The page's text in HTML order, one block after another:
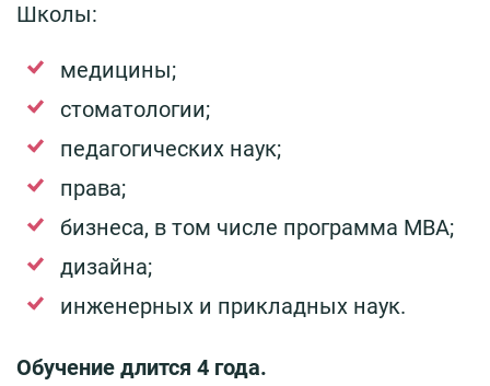
Школы:
медицины;
стоматологии;
педагогических наук;
права;
бизнеса, в том числе программа MBA;
дизайна;
инженерных и прикладных наук.
Обучение длится 4 года.